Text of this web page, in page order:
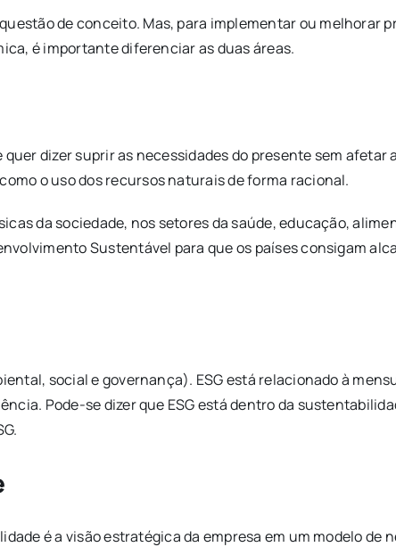
de conceito. Mas, para implementar ou melhorar
é importante diferenciar as duas áreas.
dizer suprir as necessidades do presente sem afetar
o uso dos recursos naturais de forma racional.
da sociedade, nos setores da saúde, educação,
Sustentável para que os países consigam
social e governança). ESG está relacionado à
Pode-se dizer que ESG está dentro da
é a visão estratégica da empresa em um modelo de